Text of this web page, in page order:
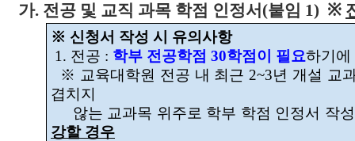
가. 전공 및 교직 과목 학점 인정서(붙임 1) ※
※ 신청서 작성 시 유의사항
1. 전공 : 학부 전공학점 30학점이 필요하기에
※ 교육대학원 전공 내 최근 2~3년 개설 교
겹치지
않는 교과목 위주로 학부 학점 인정서 작
강할 경우